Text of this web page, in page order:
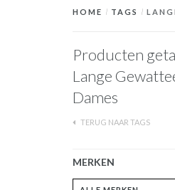
HOME / TAGS /
Producten
Lange
Dames
TERUG NAAR TAGS
MERKEN